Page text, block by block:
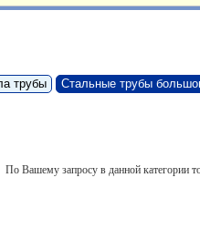
трубы
Стальные трубы
По Вашему запросу в данной категории